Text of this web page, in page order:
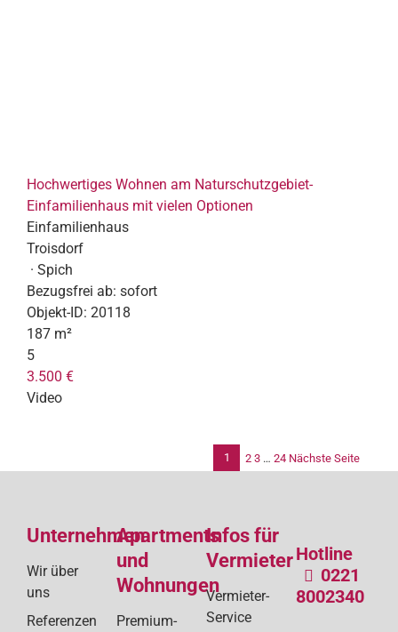
Hochwertiges Wohnen am Naturschutzgebiet-
Einfamilienhaus mit vielen Optionen
Einfamilienhaus
Troisdorf
· Spich
Bezugsfrei ab: sofort
Objekt-ID: 20118
187 m²
5
3.500 €
Video
1 2 3 … 24 Nächste Seite
Unternehmen
Wir über
uns
Referenzen
Apartments
und
Wohnungen
Premium-
Infos für
Vermieter
Vermieter-
Service
Hotline
0221
8002340